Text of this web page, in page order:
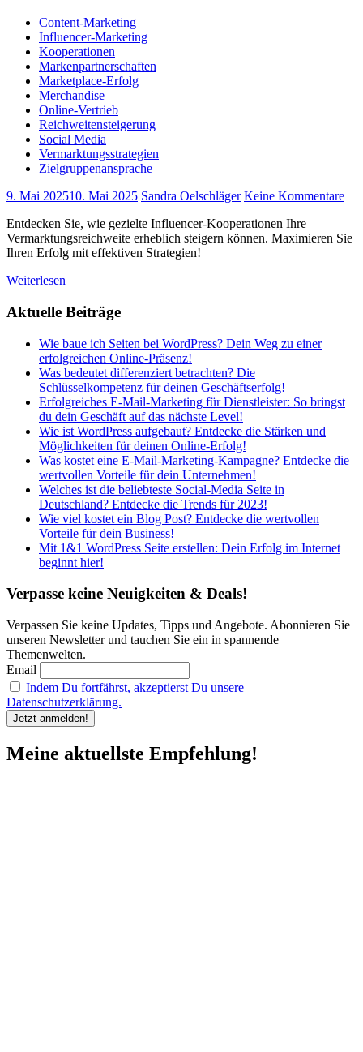
Content-Marketing
Influencer-Marketing
Kooperationen
Markenpartnerschaften
Marketplace-Erfolg
Merchandise
Online-Vertrieb
Reichweitensteigerung
Social Media
Vermarktungsstrategien
Zielgruppenansprache
9. Mai 202510. Mai 2025 Sandra Oelschläger Keine Kommentare
Entdecken Sie, wie gezielte Influencer-Kooperationen Ihre
Vermarktungsreichweite erheblich steigern können. Maximieren Sie
Ihren Erfolg mit effektiven Strategien!
Weiterlesen
Aktuelle Beiträge
Wie baue ich Seiten bei WordPress? Dein Weg zu einer
erfolgreichen Online-Präsenz!
Was bedeutet differenziert betrachten? Die
Schlüsselkompetenz für deinen Geschäftserfolg!
Erfolgreiches E-Mail-Marketing für Dienstleister: So bringst
du dein Geschäft auf das nächste Level!
Wie ist WordPress aufgebaut? Entdecke die Stärken und
Möglichkeiten für deinen Online-Erfolg!
Was kostet eine E-Mail-Marketing-Kampagne? Entdecke die
wertvollen Vorteile für dein Unternehmen!
Welches ist die beliebteste Social-Media Seite in
Deutschland? Entdecke die Trends für 2023!
Wie viel kostet ein Blog Post? Entdecke die wertvollen
Vorteile für dein Business!
Mit 1&1 WordPress Seite erstellen: Dein Erfolg im Internet
beginnt hier!
Verpasse keine Neuigkeiten & Deals!
Verpassen Sie keine Updates, Tipps und Angebote. Abonnieren Sie
unseren Newsletter und tauchen Sie ein in spannende
Themenwelten.
Email
Indem Du fortfährst, akzeptierst Du unsere
Datenschutzerklärung.
Meine aktuellste Empfehlung!